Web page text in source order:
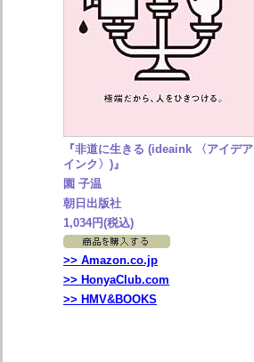
『非道に生きる (ideaink 〈アイデア
インク〉)』
園 子温
朝日出版社
1,034円(税込)
>> Amazon.co.jp
>> HonyaClub.com
>> HMV&BOOKS